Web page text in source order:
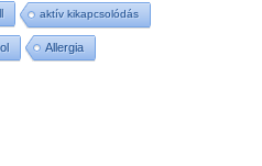
aktív kikapcsolódás
Allergia